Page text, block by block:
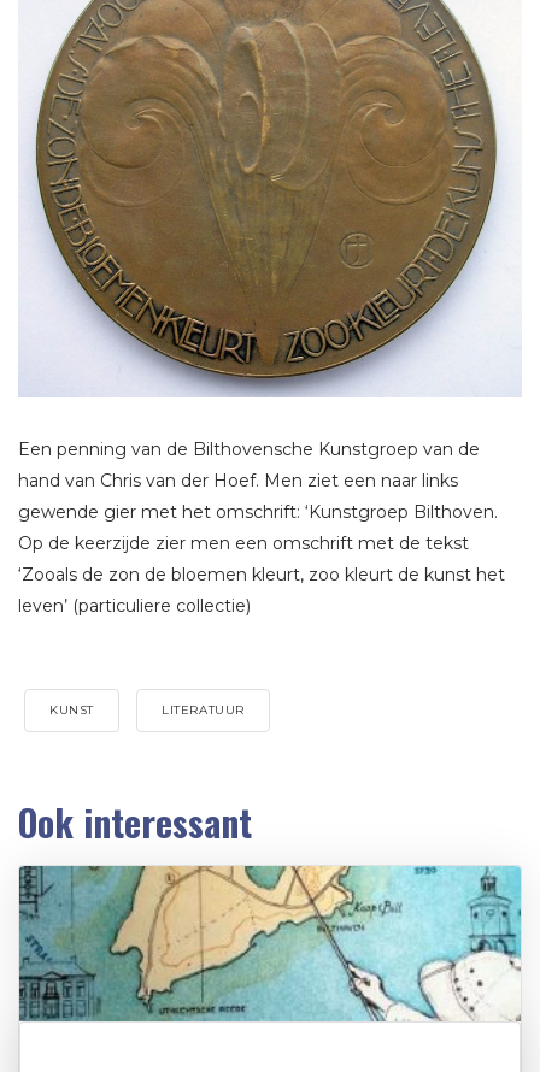
Een penning van de Bilthovensche Kunstgroep van de
hand van Chris van der Hoef. Men ziet een naar links
gewende gier met het omschrift: ‘Kunstgroep Bilthoven.
Op de keerzijde zier men een omschrift met de tekst
‘Zooals de zon de bloemen kleurt, zoo kleurt de kunst het
leven’ (particuliere collectie)
KUNST LITERATUUR
Ook interessant